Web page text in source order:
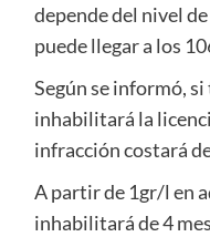
depende del nivel
puede llegar a los
Según se informó,
inhabilitará la
infracción costará
A partir de 1gr/l en
inhabilitará de 4